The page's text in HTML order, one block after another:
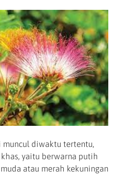
muncul diwaktu tertentu,
yaitu berwarna putih
atau merah kekuningan